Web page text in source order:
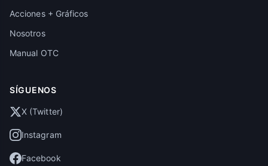
Acciones + Gráficos
Nosotros
Manual OTC
SÍGUENOS
X (Twitter)
Instagram
Facebook